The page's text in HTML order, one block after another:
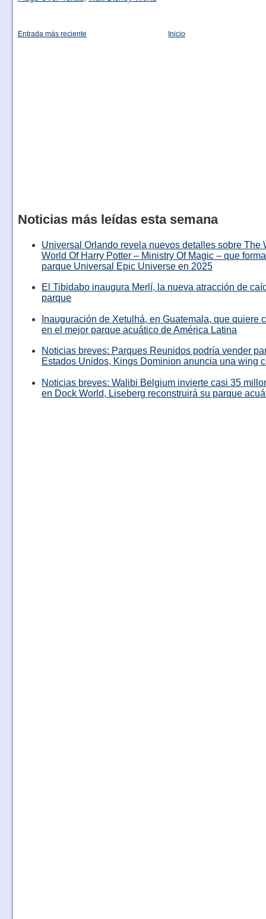
Entrada más reciente Inicio
Noticias más leídas esta semana
Universal Orlando revela nuevos detalles sobre The
World Of Harry Potter – Ministry Of Magic – que
parque Universal Epic Universe en 2025
El Tibidabo inaugura Merlí, la nueva atracción de
parque
Inauguración de Xetulhá, en Guatemala, que quiere
en el mejor parque acuático de América Latina
Noticias breves: Parques Reunidos podría vender
Estados Unidos, Kings Dominion anuncia una wing
Noticias breves: Walibi Belgium invierte casi 35
en Dock World, Liseberg reconstruirá su parque